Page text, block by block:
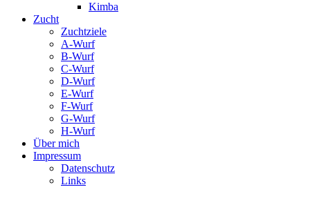
Kimba
Zucht
Zuchtziele
A-Wurf
B-Wurf
C-Wurf
D-Wurf
E-Wurf
F-Wurf
G-Wurf
H-Wurf
Über mich
Impressum
Datenschutz
Links